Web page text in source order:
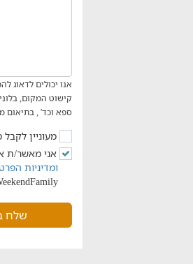
אנו יכולים לדאוג
קישוט המקום,
ספא וכד' , בתיאום
מעוניין
אני מאשר/ת
ומדיניות
שלח